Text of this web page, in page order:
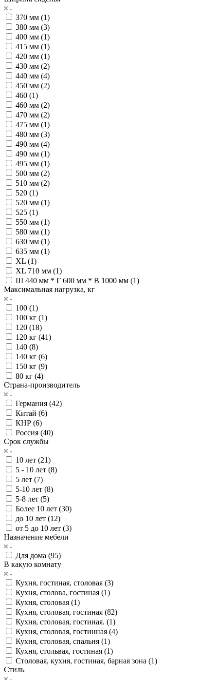
370 мм (1)
380 мм (3)
400 мм (1)
415 мм (1)
420 мм (1)
430 мм (2)
440 мм (4)
450 мм (2)
460 (1)
460 мм (2)
470 мм (2)
475 мм (1)
480 мм (3)
490 мм (4)
490 мм (1)
495 мм (1)
500 мм (2)
510 мм (2)
520 (1)
520 мм (1)
525 (1)
550 мм (1)
580 мм (1)
630 мм (1)
635 мм (1)
XL (1)
XL 710 мм (1)
Ш 440 мм * Г 600 мм * В 1000 мм (1)
Максимальная нагрузка, кг
100 (1)
100 кг (1)
120 (18)
120 кг (41)
140 (8)
140 кг (6)
150 кг (9)
80 кг (4)
Страна-производитель
Германия (42)
Китай (6)
КНР (6)
Россия (40)
Срок службы
10 лет (21)
5 - 10 лет (8)
5 лет (7)
5-10 лет (8)
5-8 лет (5)
Более 10 лет (30)
до 10 лет (12)
от 5 до 10 лет (3)
Назначение мебели
Для дома (95)
В какую комнату
Кухня, гостиная, столовая (3)
Кухня, столова, гостиная (1)
Кухня, столовая (1)
Кухня, столовая, гостиная (82)
Кухня, столовая, гостиная. (1)
Кухня, столовая, гостинная (4)
Кухня, столовая, спальня (1)
Кухня, стольвая, гостиная (1)
Столовая, кухня, гостиная, барная зона (1)
Стиль